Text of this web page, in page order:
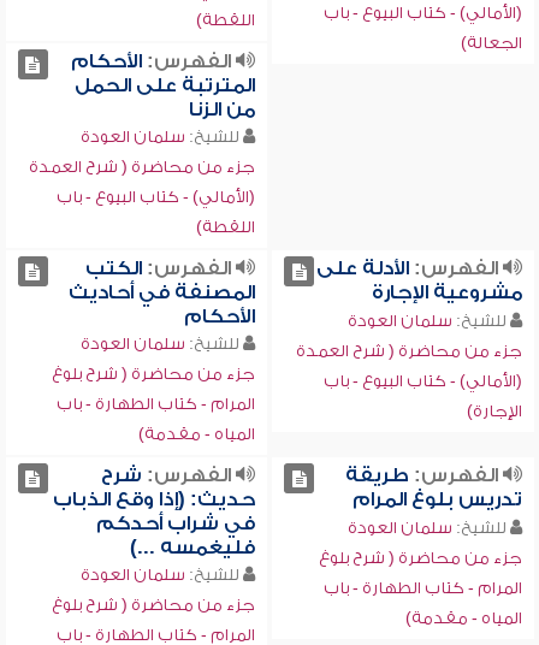
(الأمالي) - كتاب البيوع - باب
الجعالة)
اللقطة)
الفهرس:الأحكام
المترتبة على الحمل
من الزنا
للشيخ: سلمان العودة
جزء من محاضرة ( شرح العمدة
(الأمالي) - كتاب البيوع - باب
اللقطة)
الفهرس:الأدلة على
مشروعية الإجارة
للشيخ: سلمان العودة
جزء من محاضرة ( شرح العمدة
(الأمالي) - كتاب البيوع - باب
الإجارة)
الفهرس:الكتب
المصنفة في أحاديث
الأحكام
للشيخ: سلمان العودة
جزء من محاضرة ( شرح بلوغ
المرام - كتاب الطهارة - باب
المياه - مقدمة)
الفهرس: طريقة
تدريس بلوغ المرام
للشيخ: سلمان العودة
جزء من محاضرة ( شرح بلوغ
المرام - كتاب الطهارة - باب
المياه - مقدمة)
الفهرس: شرح
حديث: (إذا وقع الذباب
في شراب أحدكم
فليغمسه ...)
للشيخ: سلمان العودة
جزء من محاضرة ( شرح بلوغ
المرام - كتاب الطهارة - باب